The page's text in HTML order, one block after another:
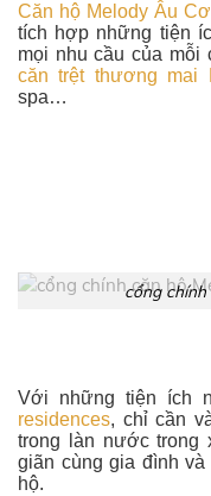
Căn hộ Melody Âu
tích hợp những tiện
mọi nhu cầu của mỗi
căn trệt thương mai
spa…
cổng chính
Với những tiện ích
residences, chỉ cần
trong làn nước trong
giãn cùng gia đình
hộ.